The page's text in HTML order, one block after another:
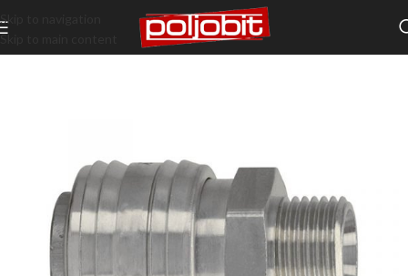
Skip to navigation
Skip to main content